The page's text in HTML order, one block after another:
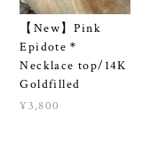
【New】Pink
Epidote＊
Necklace top/14K
Goldfilled
¥3,800